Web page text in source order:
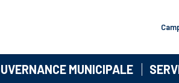
MUNICIPALE